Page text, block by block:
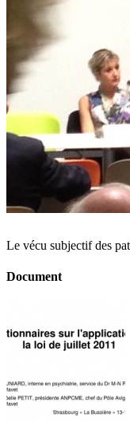
Le vécu subjectif des
Document